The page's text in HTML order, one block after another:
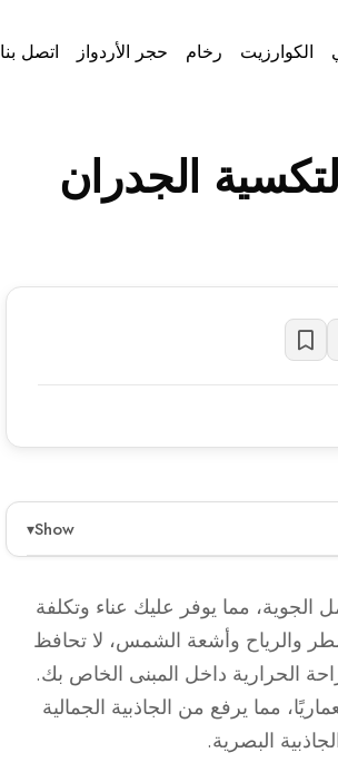
الكوارزيت رخام حجر الأردواز اتصل بنا
الجدران
Show
▾
اختيار النوع المناسب من الحجر
الصيانة بمرور الوقت.
جمالية ووظيفية فريدة.
مما يوفر عليك عناء وتكلفة
والرياح وأشعة الشمس، لا تحافظ
الحرارية داخل المبنى الخاص بك.
مما يرفع من الجاذبية الجمالية
البصرية.